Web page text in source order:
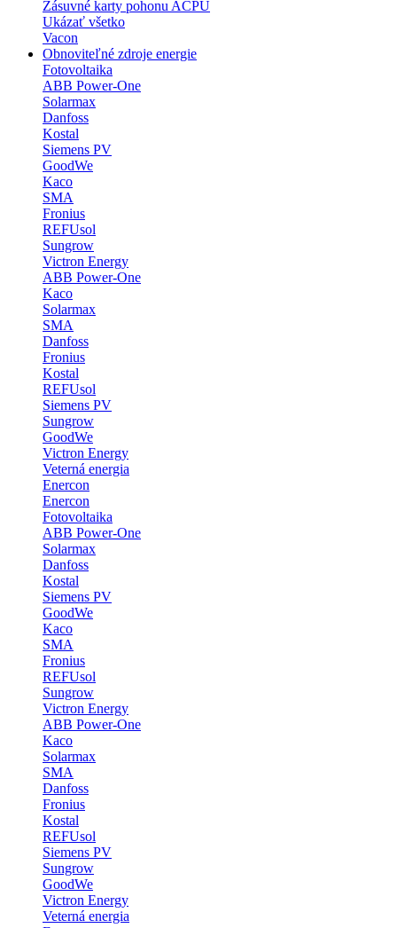
Zásuvné karty pohonu ACPU
Ukázať všetko
Vacon
Obnoviteľné zdroje energie
Fotovoltaika
ABB Power-One
Solarmax
Danfoss
Kostal
Siemens PV
GoodWe
Kaco
SMA
Fronius
REFUsol
Sungrow
Victron Energy
ABB Power-One
Kaco
Solarmax
SMA
Danfoss
Fronius
Kostal
REFUsol
Siemens PV
Sungrow
GoodWe
Victron Energy
Veterná energia
Enercon
Enercon
Fotovoltaika
ABB Power-One
Solarmax
Danfoss
Kostal
Siemens PV
GoodWe
Kaco
SMA
Fronius
REFUsol
Sungrow
Victron Energy
ABB Power-One
Kaco
Solarmax
SMA
Danfoss
Fronius
Kostal
REFUsol
Siemens PV
Sungrow
GoodWe
Victron Energy
Veterná energia